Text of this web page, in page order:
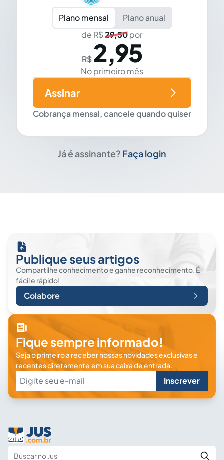
Plano mensal
Plano anual
de R$29,50por
R$ 2,95
No primeiro mês
Cobrança mensal, cancele quando quiser
Assinar
Já é assinante? Faça login
Publique seus artigos
Compartilhe conhecimento e ganhe reconhecimento. É
fácil e rápido!
Colabore
Fique sempre informado!
Seja o primeiro a receber nossas novidades exclusivas e
recentes diretamente em sua caixa de entrada.
Inscrever